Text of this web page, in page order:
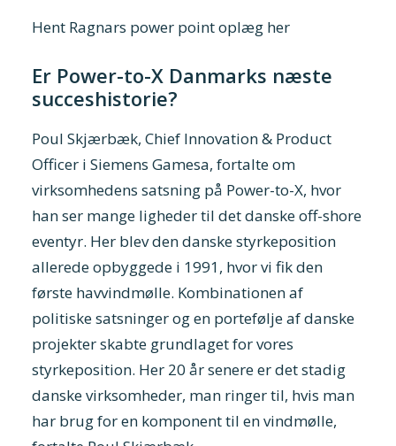
Hent Ragnars power point oplæg her
Er Power-to-X Danmarks næste
succeshistorie?
Poul Skjærbæk, Chief Innovation & Product
Officer i Siemens Gamesa, fortalte om
virksomhedens satsning på Power-to-X, hvor
han ser mange ligheder til det danske off-shore
eventyr. Her blev den danske styrkeposition
allerede opbyggede i 1991, hvor vi fik den
første havvindmølle. Kombinationen af
politiske satsninger og en portefølje af danske
projekter skabte grundlaget for vores
styrkeposition. Her 20 år senere er det stadig
danske virksomheder, man ringer til, hvis man
har brug for en komponent til en vindmølle,